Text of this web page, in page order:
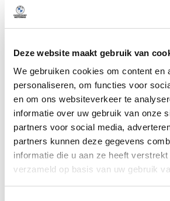
Deze website maakt gebruik van
We gebruiken cookies om content en
personaliseren, om functies voor
en om ons websiteverkeer te
informatie over uw gebruik van onze
partners voor social media,
partners kunnen deze gegevens
informatie die u aan ze heeft
verzameld op basis van uw gebruik
Transmissie
Omschrijving
Meer weergeven
Alle opties